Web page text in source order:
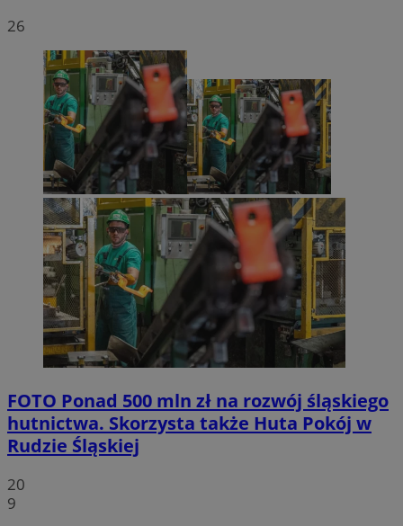
26
FOTO Ponad 500 mln zł na rozwój śląskiego
hutnictwa. Skorzysta także Huta Pokój w
Rudzie Śląskiej
20
9